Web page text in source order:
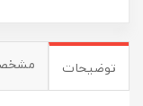
توضیحات